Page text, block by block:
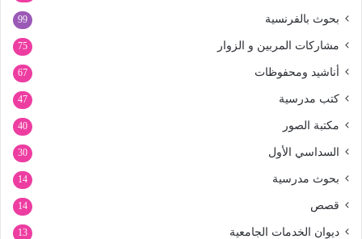
بحوث بالفرنسية 99
مشاركات المربين و الزوار 75
أناشيد ومحفوظات 67
كتب مدرسية 47
مكتبة الصور 40
السداسي الأول 30
بحوث مدرسية 14
قصص 14
ديوان الخدمات الجامعية 13